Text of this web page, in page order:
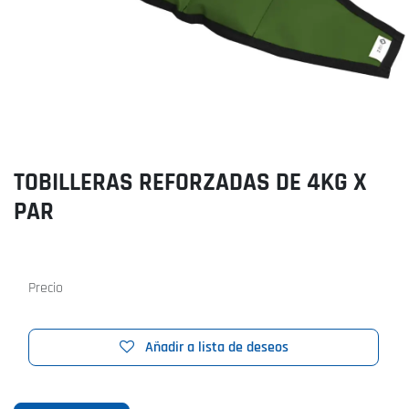
TOBILLERAS REFORZADAS DE 4KG X
PAR
Añadir a lista de deseos
Precio